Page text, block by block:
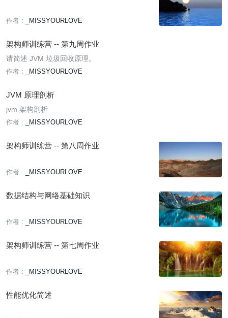
作者 : _MISSYOURLOVE
架构师训练营 -- 第九周作业
请简述 JVM 垃圾回收原理。
作者 : _MISSYOURLOVE
JVM 原理剖析
jvm 架构剖析
作者 : _MISSYOURLOVE
架构师训练营 -- 第八周作业
作者 : _MISSYOURLOVE
数据结构与网络基础知识
作者 : _MISSYOURLOVE
架构师训练营 -- 第七周作业
作者 : _MISSYOURLOVE
性能优化简述